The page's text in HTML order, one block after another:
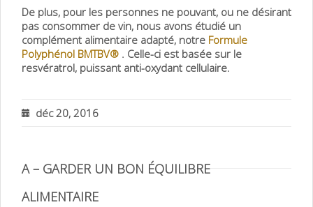
De plus, pour les personnes ne pouvant, ou ne désirant
pas consommer de vin, nous avons étudié un
complément alimentaire adapté, notre Formule
Polyphénol BMTBV® . Celle-ci est basée sur le
resvératrol, puissant anti-oxydant cellulaire.
déc 20, 2016
A – GARDER UN BON ÉQUILIBRE
ALIMENTAIRE